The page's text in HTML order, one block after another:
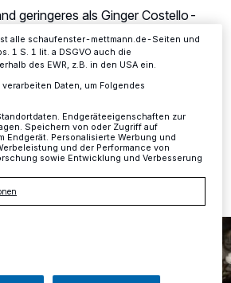
geringeres als Ginger Costello-
großen, kleinen zehnjährigen
neuen Song „Ich mach was
Eine Minute Lesezeit
in unserer Datenschutzerklärung.
alle schaufenster-mettmann.de-Seiten und
1 S. 1 lit. a DSGVO auch die
des EWR, z.B. in den USA ein.
Daten, um Folgendes
Endgeräteeigenschaften zur
Speichern von oder Zugriff auf
Endgerät. Personalisierte Werbung und
und der Performance von
sowie Entwicklung und Verbesserung